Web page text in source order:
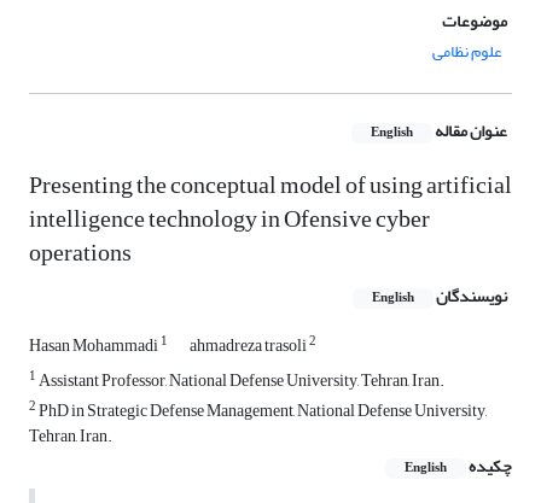
موضوعات
علوم نظامی
عنوان مقاله English
Presenting the conceptual model of using artificial
intelligence technology in Ofensive cyber
operations
نویسندگان English
Hasan Mohammadi1 ahmadreza trasoli2
1Assistant Professor, National Defense University, Tehran, Iran.
2PhD in Strategic Defense Management, National Defense University,
Tehran, Iran.
چکیده
English